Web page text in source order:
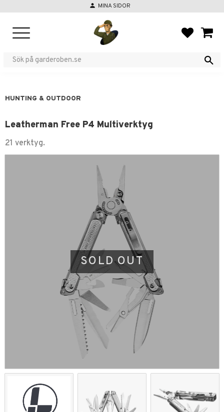
person MINA SIDOR
HUNTING & OUTDOOR
Leatherman Free P4 Multiverktyg
21 verktyg.
SOLD OUT